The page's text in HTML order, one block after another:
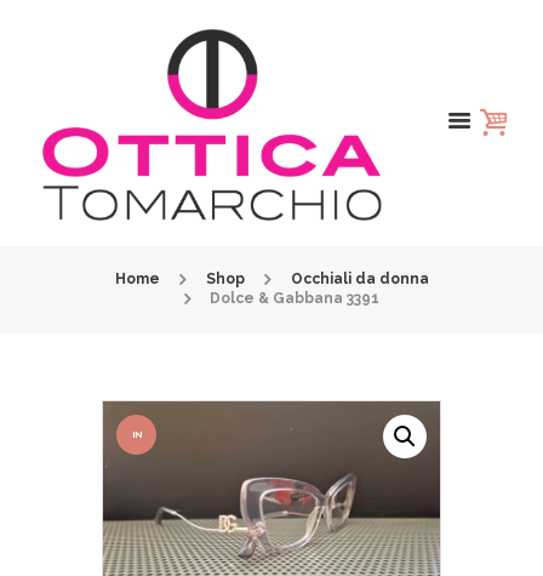
Home Shop
Occhiali da donna
Dolce & Gabbana 3391
IN